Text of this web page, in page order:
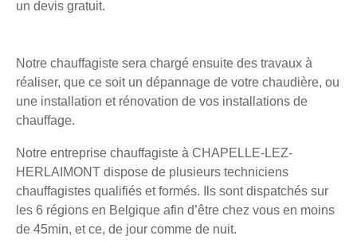
un devis gratuit.
Notre chauffagiste sera chargé ensuite des travaux à
réaliser, que ce soit un dépannage de votre chaudière, ou
une installation et rénovation de vos installations de
chauffage.
Notre entreprise chauffagiste à CHAPELLE-LEZ-
HERLAIMONT dispose de plusieurs techniciens
chauffagistes qualifiés et formés. Ils sont dispatchés sur
les 6 régions en Belgique afin d’être chez vous en moins
de 45min, et ce, de jour comme de nuit.